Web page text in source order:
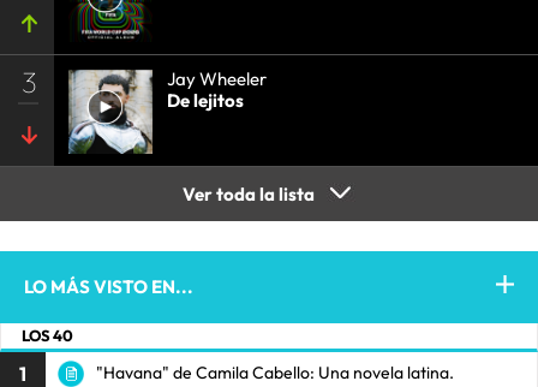
3
Jay Wheeler
De lejitos
Ver toda la lista
LO MÁS VISTO EN...
LOS 40
1 "Havana" de Camila Cabello: Una novela latina.